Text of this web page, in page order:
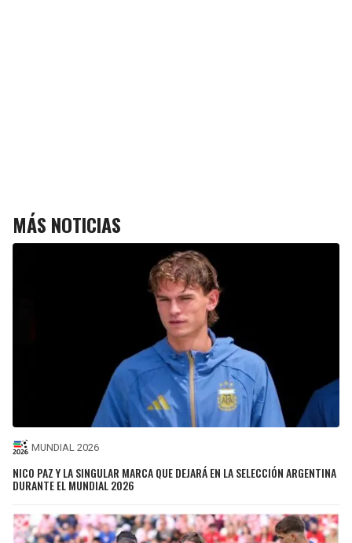
MÁS NOTICIAS
MUNDIAL 2026
NICO PAZ Y LA SINGULAR MARCA QUE DEJARÁ EN LA SELECCIÓN ARGENTINA
DURANTE EL MUNDIAL 2026